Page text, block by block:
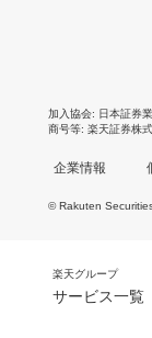
加入協会 日本証券
商号等 楽天証券株
企業情報
© Rakuten
楽天グループ
サービス一覧